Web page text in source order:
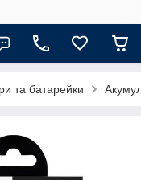
та батарейки